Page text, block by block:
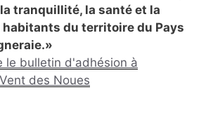
tranquillité, la santé et la
du territoire du Pays
le bulletin d'adhésion à
des Noues